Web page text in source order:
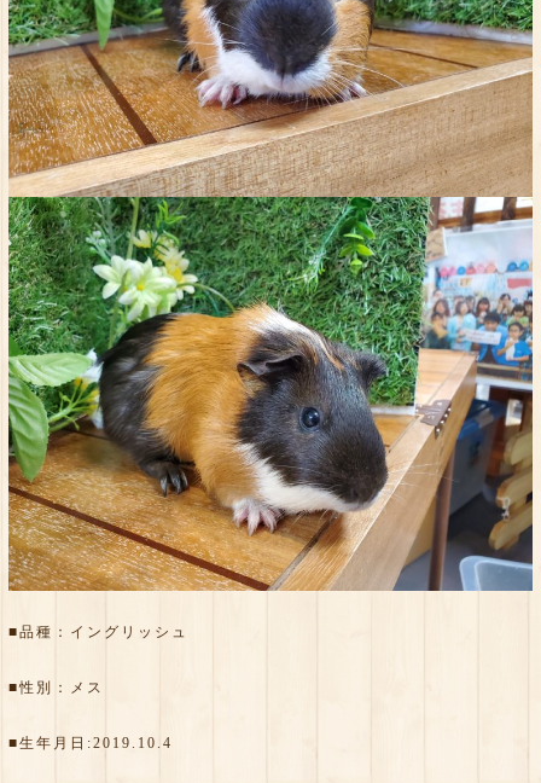
■品種：イングリッシュ
■性別：メス
■生年月日:2019.10.4